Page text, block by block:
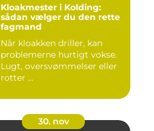
Kloakmester i Kolding:
sådan vælger du den rette
fagmand
Når kloakken driller, kan
problemerne hurtigt vokse.
Lugt, oversvømmelser eller
rotter ...
30. nov